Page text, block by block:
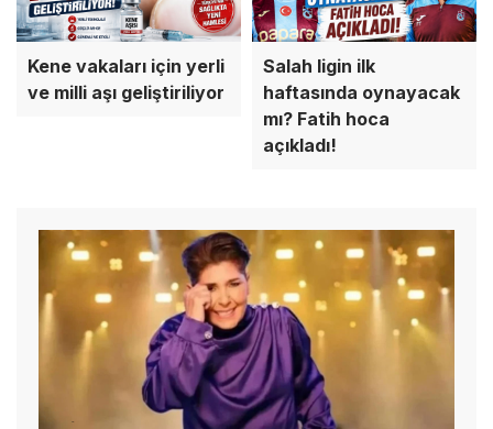
Kene vakaları için yerli
ve milli aşı geliştiriliyor
Salah ligin ilk
haftasında oynayacak
mı? Fatih hoca
açıkladı!